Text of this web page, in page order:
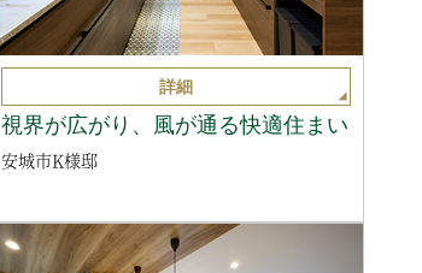
詳細
視界が広がり、風が通る快適住まい
安城市K様邸